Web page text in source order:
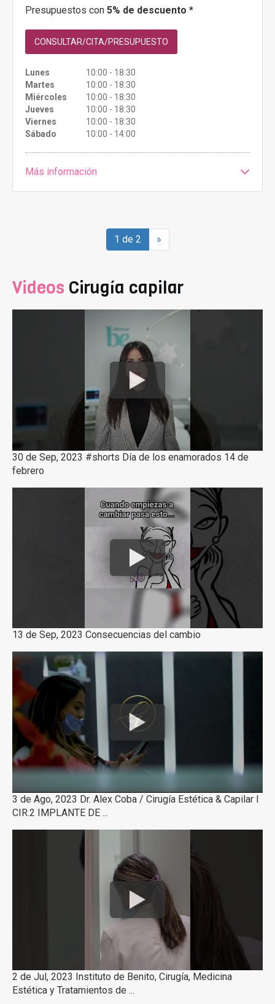
Presupuestos con 5% de descuento *
CONSULTAR/CITA/PRESUPUESTO
Lunes
10:00 - 18:30
Martes
10:00 - 18:30
Miércoles
10:00 - 18:30
Jueves
10:00 - 18:30
Viernes
10:00 - 18:30
Sábado
10:00 - 14:00
Más información
1 de 2 »
Videos Cirugía capilar
30 de Sep, 2023 #shorts Día de los enamorados 14 de
febrero
13 de Sep, 2023 Consecuencias del cambio
3 de Ago, 2023 Dr. Alex Coba / Cirugía Estética & Capilar I
CIR.2 IMPLANTE DE ...
2 de Jul, 2023 Instituto de Benito, Cirugía, Medicina
Estética y Tratamientos de ...